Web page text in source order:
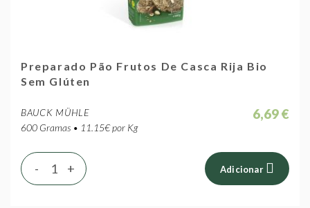
Preparado Pão Frutos De Casca Rija Bio
Sem Glúten
BAUCK MÜHLE
600 Gramas • 11.15€ por Kg
6,69 €
+
- Adicionar